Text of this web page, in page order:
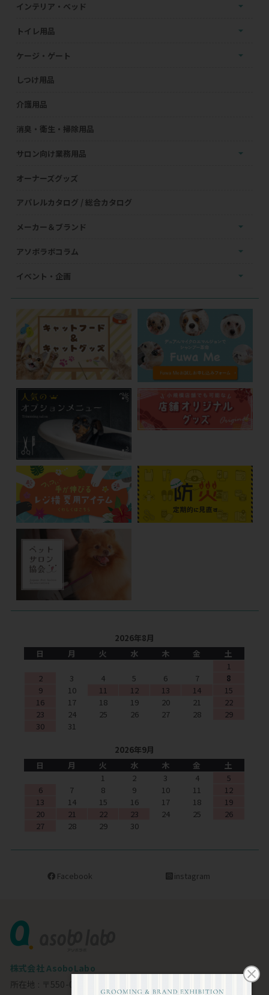
インテリア・ベッド
トイレ用品
ケージ・ゲート
しつけ用品
介護用品
消臭・衛生・掃除用品
サロン向け業務用品
オーナーズグッズ
アパレルカタログ / 総合カタログ
メーカー＆ブランド
アソボラボコラム
イベント・企画
2026年8月
日
月 火 水 木 金
土
1
2
3 4 5 6 7
8
9
10 11 12 13 14
15
16
17 18 19 20 21
22
23
24 25 26 27 28
29
30
31
2026年9月
日
月 火 水 木 金
土
1
2 3 4
5
6
7 8 9 10 11
12
13
14 15 16 17 18
19
20
21 22 23 24 25
26
27
28 29 30
Facebook instagram
株式会社 AsoboLabo
所在地 : 〒550-0002 大阪市西区江戸堀1-23-11 6F